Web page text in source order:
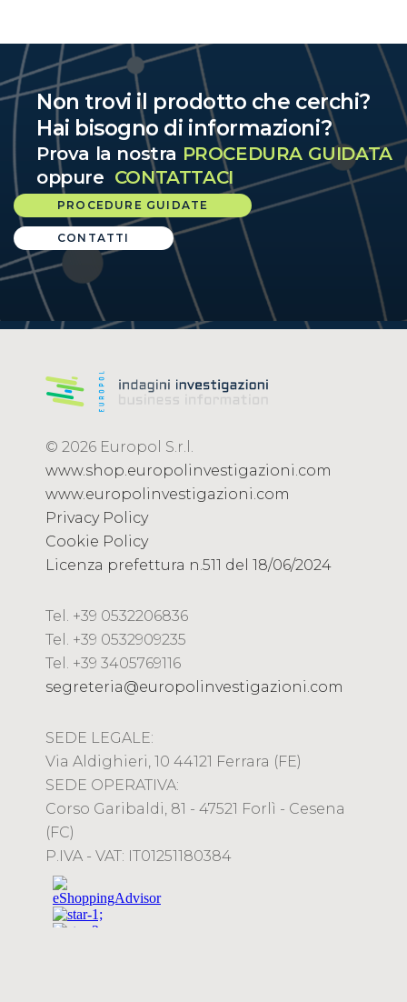
Non trovi il prodotto che cerchi?
Hai bisogno di informazioni?
Prova la nostra PROCEDURA GUIDATA
oppure CONTATTACI
PROCEDURE GUIDATE
CONTATTI
© 2026 Europol S.r.l.
www.shop.europolinvestigazioni.com
www.europolinvestigazioni.com
Privacy Policy
Cookie Policy
Licenza prefettura n.511 del 18/06/2024
Tel. +39 0532206836
Tel. +39 0532909235
Tel. +39 3405769116
segreteria@europolinvestigazioni.com
SEDE LEGALE:
Via Aldighieri, 10 44121 Ferrara (FE)
SEDE OPERATIVA:
Corso Garibaldi, 81 - 47521 Forlì - Cesena
(FC)
P.IVA - VAT: IT01251180384